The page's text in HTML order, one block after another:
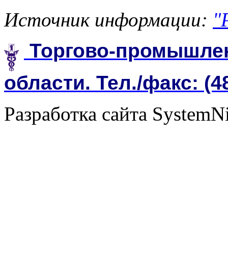
Источник информации:
Торгово-
области. Тел./факс:
Разработка сайта